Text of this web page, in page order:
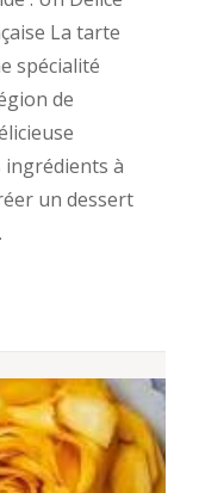
La tarte
spécialité
de
ingrédients à
un dessert